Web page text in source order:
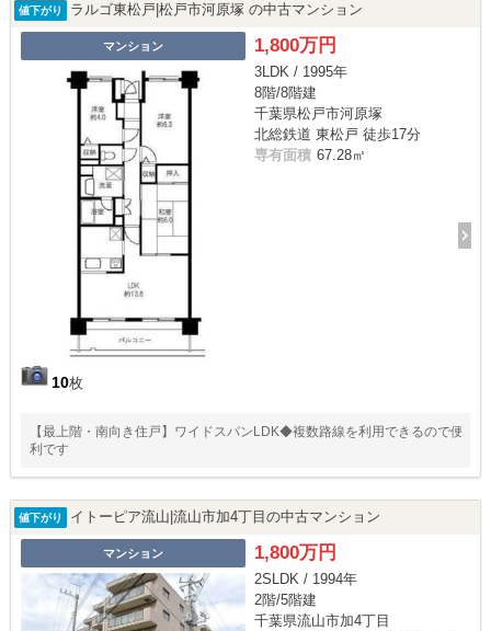
値下がり ラルゴ東松戸|松戸市河原塚 の中古マンション
マンション
10枚
1,800万円
3LDK / 1995年
8階/8階建
千葉県松戸市河原塚
北総鉄道 東松戸 徒歩17分
専有面積 67.28㎡
【最上階・南向き住戸】ワイドスパンLDK◆複数路線を利用できるので便
利です
値下がり イトーピア流山|流山市加4丁目の中古マンション
マンション 1,800万円
2SLDK / 1994年
2階/5階建
千葉県流山市加4丁目